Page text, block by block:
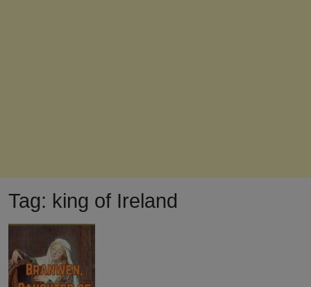
Tag: king of Ireland